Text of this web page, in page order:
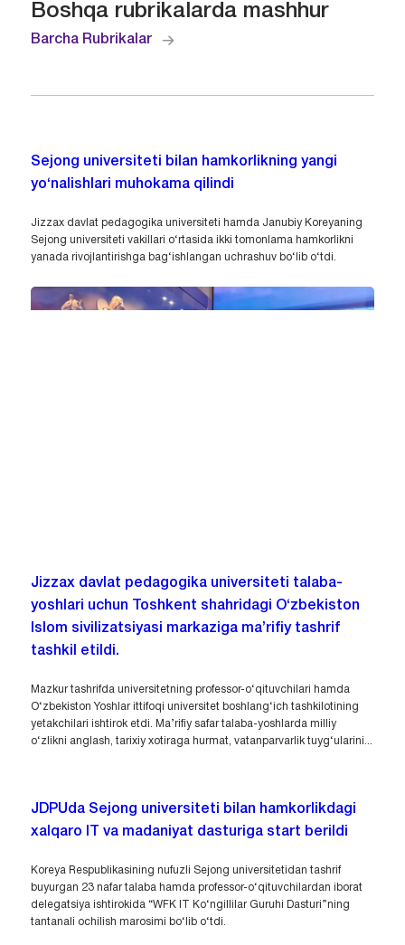
Boshqa rubrikalarda mashhur
Barcha Rubrikalar
Sejong universiteti bilan hamkorlikning yangi
yo‘nalishlari muhokama qilindi
Jizzax davlat pedagogika universiteti hamda Janubiy Koreyaning
Sejong universiteti vakillari o‘rtasida ikki tomonlama hamkorlikni
yanada rivojlantirishga bag‘ishlangan uchrashuv bo‘lib o‘tdi.
Jizzax davlat pedagogika universiteti talaba-
yoshlari uchun Toshkent shahridagi O‘zbekiston
Islom sivilizatsiyasi markaziga ma’rifiy tashrif
tashkil etildi.
Mazkur tashrifda universitetning professor-o‘qituvchilari hamda
O‘zbekiston Yoshlar ittifoqi universitet boshlang‘ich tashkilotining
yetakchilari ishtirok etdi. Ma’rifiy safar talaba-yoshlarda milliy
o‘zlikni anglash, tarixiy xotiraga hurmat, vatanparvarlik tuyg‘ularini...
JDPUda Sejong universiteti bilan hamkorlikdagi
xalqaro IT va madaniyat dasturiga start berildi
Koreya Respublikasining nufuzli Sejong universitetidan tashrif
buyurgan 23 nafar talaba hamda professor-o‘qituvchilardan iborat
delegatsiya ishtirokida “WFK IT Ko‘ngillilar Guruhi Dasturi”ning
tantanali ochilish marosimi bo‘lib o‘tdi.